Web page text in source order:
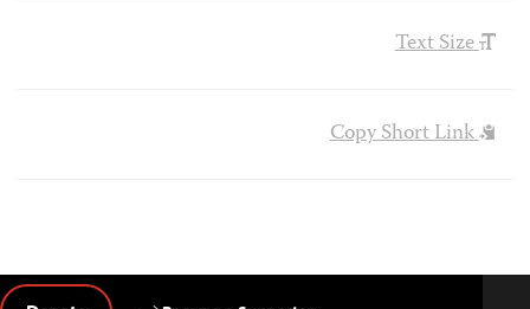
Text Size
Copy Short Link